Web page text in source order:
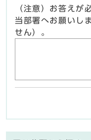
（注意）お答えが
当部署へお願いし
せん）。